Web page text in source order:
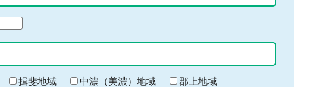
揖斐地域 中濃（美濃）地域
郡上地域